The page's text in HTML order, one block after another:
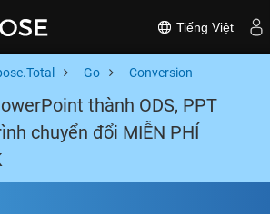
Tiếng Việt
Go Conversion
thành ODS, PPT
chuyển đổi MIỄN PHÍ